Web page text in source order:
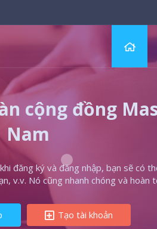
cộng đồng
Nam
đăng ký và đăng nhập, bạn sẽ có
v.v. Nó cũng nhanh chóng và hoàn
Tạo tài khoản